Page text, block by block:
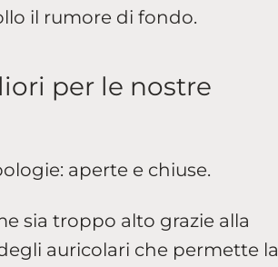
il rumore di fondo.
per le nostre
aperte e chiuse.
sia troppo alto grazie alla
auricolari che permette la